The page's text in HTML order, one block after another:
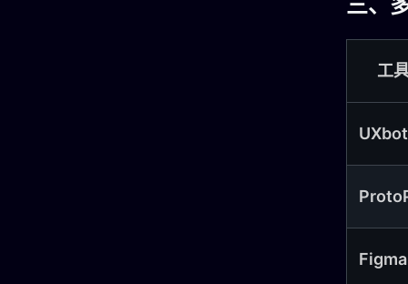
工
UXbot
Figma